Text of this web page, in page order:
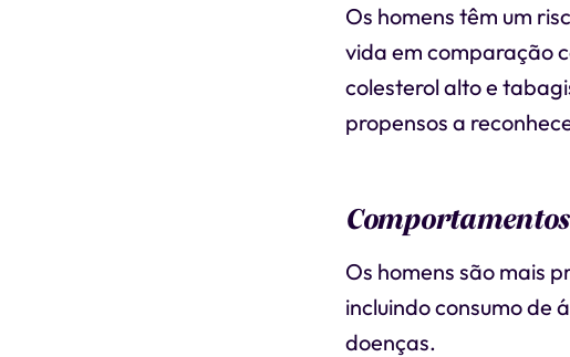
Os homens têm um
vida em comparação
colesterol alto e
propensos a
Os homens são mais
incluindo consumo de
doenças.